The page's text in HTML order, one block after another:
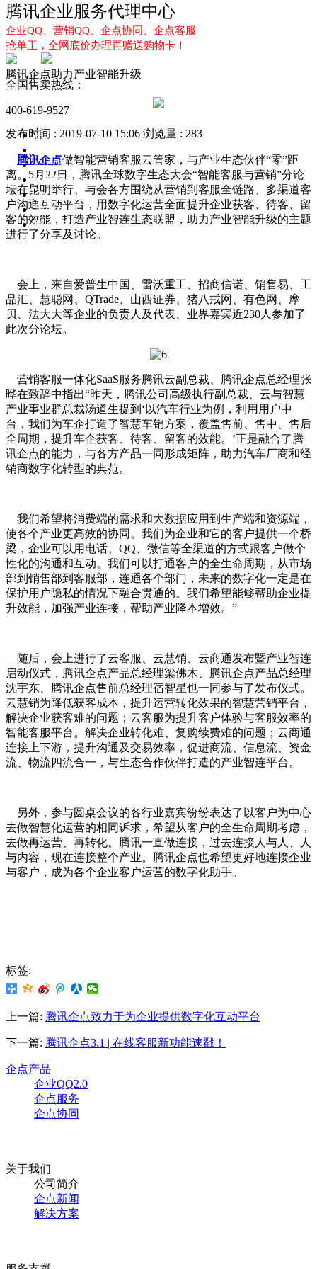
腾讯企业服务代理中心
企业QQ、营销QQ、企点协同、企点客服
抢单王，全网底价办理再赠送购物卡！
全国售卖热线：
400-619-9527
首页
企点服务
企业QQ2.0
企点协同
新闻动态
解决方案
腾讯企点助力产业智能升级
发布时间 : 2019-07-10 15:06 浏览量 : 283
腾讯企点做智能营销客服云管家，与产业生态伙伴“零”距
离。5月22日，腾讯全球数字生态大会“智能客服与营销”分论
坛在昆明举行。与会各方围绕从营销到客服全链路、多渠道客
户沟通互动平台，用数字化运营全面提升企业获客、待客、留
客的效能，打造产业智连生态联盟，助力产业智能升级的主题
进行了分享及讨论。
会上，来自爱普生中国、雷沃重工、招商信诺、销售易、工
品汇、慧聪网、QTrade、山西证券、猪八戒网、有色网、摩
贝、法大大等企业的负责人及代表、业界嘉宾近230人参加了
此次分论坛。
营销客服一体化SaaS服务腾讯云副总裁、腾讯企点总经理张
晔在致辞中指出“昨天，腾讯公司高级执行副总裁、云与智慧
产业事业群总裁汤道生提到‘以汽车行业为例，利用用户中
台，我们为车企打造了智慧车销方案，覆盖售前、售中、售后
全周期，提升车企获客、待客、留客的效能。’正是融合了腾
讯企点的能力，与各方产品一同形成矩阵，助力汽车厂商和经
销商数字化转型的典范。
我们希望将消费端的需求和大数据应用到生产端和资源端，
使各个产业更高效的协同。我们为企业和它的客户提供一个桥
梁，企业可以用电话、QQ、微信等全渠道的方式跟客户做个
性化的沟通和互动。我们可以打通客户的全生命周期，从市场
部到销售部到客服部，连通各个部门，未来的数字化一定是在
保护用户隐私的情况下融合贯通的。我们希望能够帮助企业提
升效能，加强产业连接，帮助产业降本增效。”
随后，会上进行了云客服、云慧销、云商通发布暨产业智连
启动仪式，腾讯企点产品总经理梁佛木、腾讯企点产品总经理
沈宇东、腾讯企点售前总经理宿智星也一同参与了发布仪式。
云慧销为降低获客成本，提升运营转化效果的智慧营销平台，
解决企业获客难的问题；云客服为提升客户体验与客服效率的
智能客服平台。解决企业转化难、复购续费难的问题；云商通
连接上下游，提升沟通及交易效率，促进商流、信息流、资金
流、物流四流合一，与生态合作伙伴打造的产业智连平台。
另外，参与圆桌会议的各行业嘉宾纷纷表达了以客户为中心
去做智慧化运营的相同诉求，希望从客户的全生命周期考虑，
去做再运营、再转化。腾讯一直做连接，过去连接人与人、人
与内容，现在连接整个产业。腾讯企点也希望更好地连接企业
与客户，成为各个企业客户运营的数字化助手。
标签:
上一篇: 腾讯企点致力于为企业提供数字化互动平台
下一篇: 腾讯企点3.1 | 在线客服新功能速戳！
企点产品
企业QQ2.0
企点服务
企点协同
关于我们
公司简介
企点新闻
解决方案